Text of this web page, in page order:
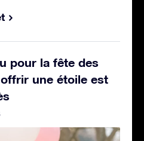
pour la fête des
une étoile est